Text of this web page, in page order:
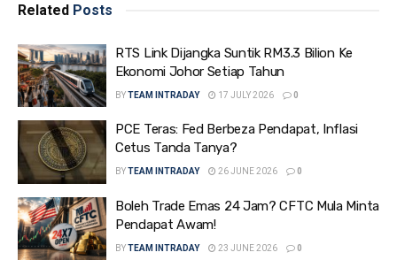
Related Posts
RTS Link Dijangka Suntik RM3.3 Bilion Ke
Ekonomi Johor Setiap Tahun
BYTEAM INTRADAY 17 JULY 2026 0
PCE Teras: Fed Berbeza Pendapat, Inflasi
Cetus Tanda Tanya?
BYTEAM INTRADAY 26 JUNE 2026 0
Boleh Trade Emas 24 Jam? CFTC Mula Minta
Pendapat Awam!
BYTEAM INTRADAY 23 JUNE 2026 0